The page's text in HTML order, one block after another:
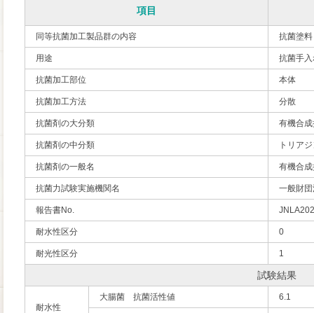
項目
同等抗菌加工製品群の内容 抗菌塗料
用途 抗菌手
抗菌加工部位 本体
抗菌加工方法 分散
抗菌剤の大分類 有機合
抗菌剤の中分類 トリア
抗菌剤の一般名 有機合
抗菌力試験実施機関名 一般財
報告書No.
耐水性区分 0
耐光性区分 1
試験結果
耐水性
大腸菌 抗菌活性値 6.1